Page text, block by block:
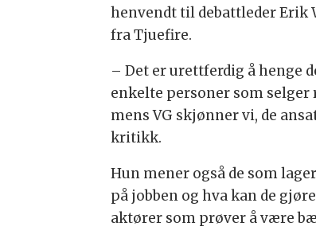
henvendt til debattleder Erik
fra Tjuefire.
– Det er urettferdig å henge
enkelte personer som selger
mens VG skjønner vi, de
kritikk.
Hun mener også de som
på jobben og hva kan de
aktører som prøver å være